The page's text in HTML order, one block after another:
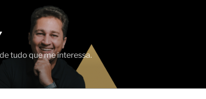
tudo que me interessa.